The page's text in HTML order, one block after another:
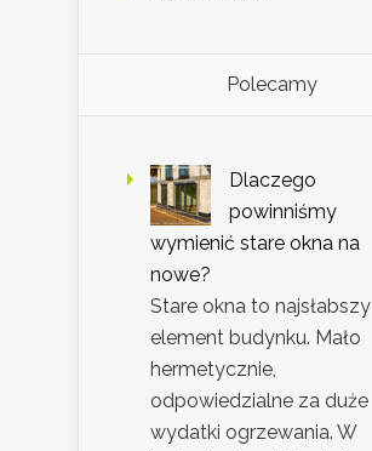
Polecamy
Dlaczego
powinniśmy
wymienić stare okna na
nowe?
Stare okna to najsłabszy
element budynku. Mało
hermetycznie,
odpowiedzialne za duże
wydatki ogrzewania. W